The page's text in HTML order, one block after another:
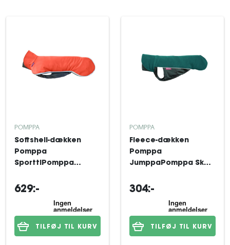
POMPPA
Softshell-dækken
Pomppa
SporttiPomppa
629:-
TILFØJ TIL KURV
POMPPA
Fleece-dækken
Pomppa
JumppaPomppa Skog
304:-
TILFØJ TIL KURV